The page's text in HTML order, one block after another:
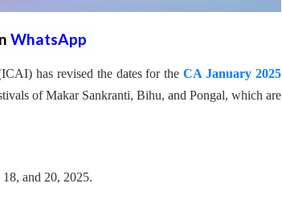
WhatsApp
has revised the dates for theCA January 2025
of Makar Sankranti, Bihu, and Pongal, which are
and 20, 2025.